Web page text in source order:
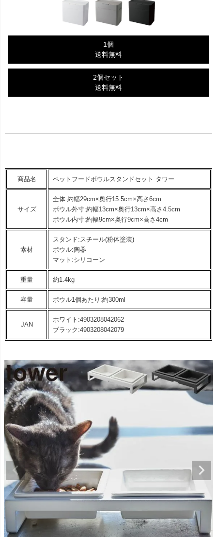
1個
送料無料
2個セット
送料無料
商品名 ペットフードボウルスタンドセット タワー
サイズ
全体:約幅29cm×奥行15.5cm×高さ6cm
ボウル外寸:約幅13cm×奥行13cm×高さ4.5cm
ボウル内寸:約幅9cm×奥行9cm×高さ4cm
素材
スタンド:スチール(粉体塗装)
ボウル:陶器
マット:シリコーン
重量 約1.4kg
容量 ボウル1個あたり:約300ml
JAN
ホワイト:4903208042062
ブラック:4903208042079